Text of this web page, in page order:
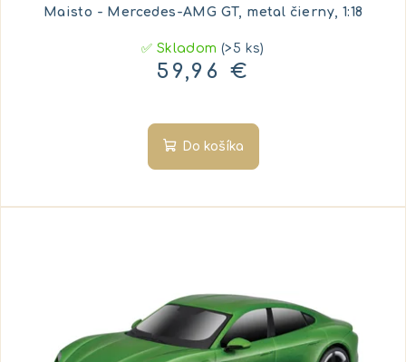
Maisto - Mercedes-AMG GT, metal čierny, 1:18
✅ Skladom(>5 ks)
59,96 €
Do košíka